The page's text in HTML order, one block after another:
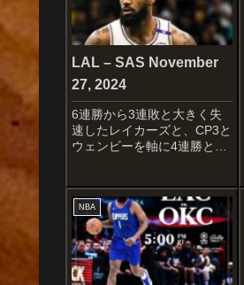
LAL – SAS November
27, 2024
6連勝から3連敗と大きく失
速したレイカーズと、CP3と
ウェンビーを軸に4連勝と好
LAKERSRui
HachimuraLeBron
JamesAnthony DavisDalt...
NBA